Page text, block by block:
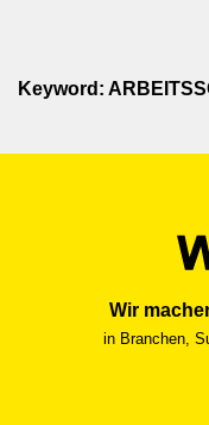
Keyword:
Wir
in Branchen,